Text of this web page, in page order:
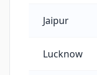
Jaipur
Lucknow